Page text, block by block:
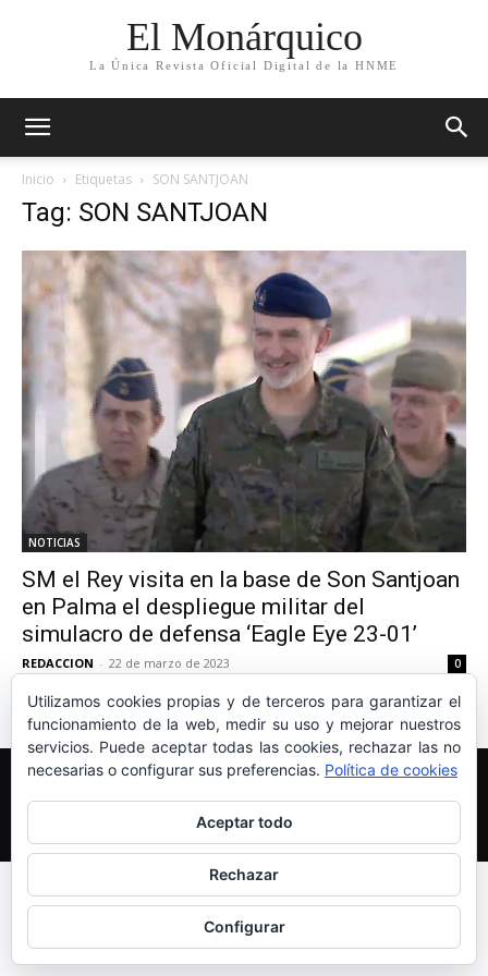
El Monárquico
La Única Revista Oficial Digital de la HNME
Inicio Etiquetas SON SANTJOAN
Tag: SON SANTJOAN
NOTICIAS
SM el Rey visita en la base de Son Santjoan
en Palma el despliegue militar del
simulacro de defensa ‘Eagle Eye 23-01’
REDACCION - 22 de marzo de 2023 0
Edición y Redacción Aviso legal
Política de cookies
Más información sobre las cookies
© Newspaper WordPress Theme by TagDiv
Utilizamos cookies propias y de terceros para garantizar el
funcionamiento de la web, medir su uso y mejorar nuestros
servicios. Puede aceptar todas las cookies, rechazar las no
necesarias o configurar sus preferencias. Política de cookies
Aceptar todo
Rechazar
Configurar